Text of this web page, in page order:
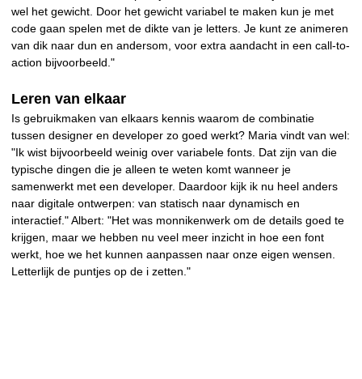
wel het gewicht. Door het gewicht variabel te maken kun je met
code gaan spelen met de dikte van je letters. Je kunt ze animeren
van dik naar dun en andersom, voor extra aandacht in een call-to-
action bijvoorbeeld."
Leren van elkaar
Is gebruikmaken van elkaars kennis waarom de combinatie
tussen designer en developer zo goed werkt? Maria vindt van wel:
"Ik wist bijvoorbeeld weinig over variabele fonts. Dat zijn van die
typische dingen die je alleen te weten komt wanneer je
samenwerkt met een developer. Daardoor kijk ik nu heel anders
naar digitale ontwerpen: van statisch naar dynamisch en
interactief." Albert: "Het was monnikenwerk om de details goed te
krijgen, maar we hebben nu veel meer inzicht in hoe een font
werkt, hoe we het kunnen aanpassen naar onze eigen wensen.
Letterlijk de puntjes op de i zetten."